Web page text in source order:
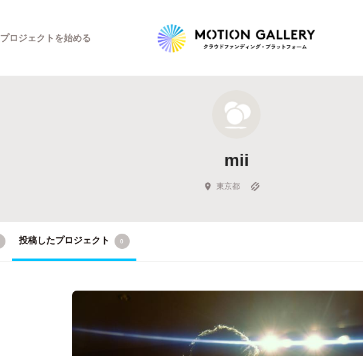
新着プロジェクト
Feature
キュレーターから探す
プロジェクトを始める
mii
東京都
投稿したプロジェクト 0